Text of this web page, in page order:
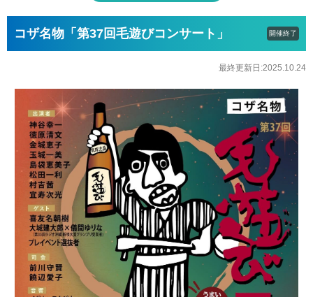
コザ名物「第37回毛遊びコンサート」 開催終了
最終更新日:2025.10.24